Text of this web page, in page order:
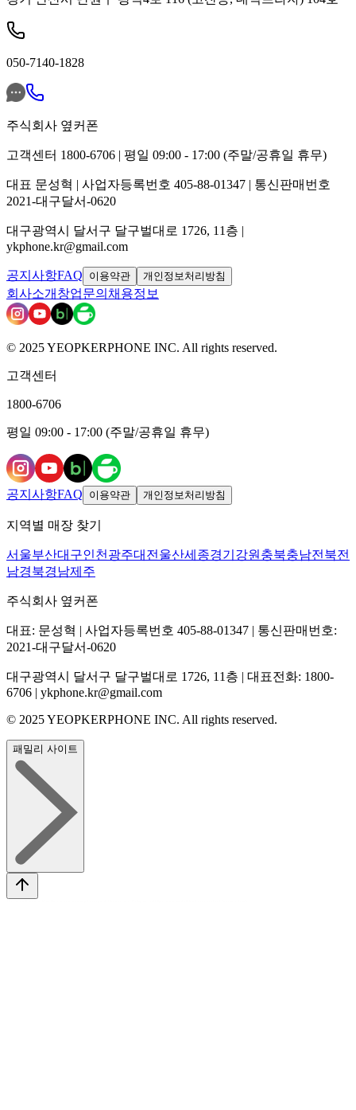
050-7140-1828
주식회사 옆커폰
고객센터 1800-6706 | 평일 09:00 - 17:00 (주말/공휴일 휴무)
대표 문성혁 | 사업자등록번호 405-88-01347 | 통신판매번호
2021-대구달서-0620
대구광역시 달서구 달구벌대로 1726, 11층 |
ykphone.kr@gmail.com
공지사항FAQ 이용약관 개인정보처리방침
회사소개 창업문의 채용정보
© 2025 YEOPKERPHONE INC. All rights reserved.
고객센터
1800-6706
평일 09:00 - 17:00 (주말/공휴일 휴무)
공지사항FAQ 이용약관 개인정보처리방침
지역별 매장 찾기
서울부산대구인천 광주대전 울산세종경기 강원 충북충남전북전
남경북경남제주
주식회사 옆커폰
대표: 문성혁 | 사업자등록번호 405-88-01347 | 통신판매번호:
2021-대구달서-0620
대구광역시 달서구 달구벌대로 1726, 11층 | 대표전화: 1800-
6706 | ykphone.kr@gmail.com
© 2025 YEOPKERPHONE INC. All rights reserved.
패밀리 사이트